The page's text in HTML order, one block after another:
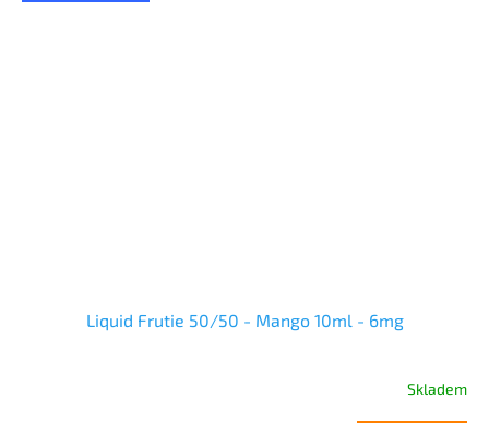
Liquid Frutie 50/50 - Mango 10ml - 6mg
Skladem